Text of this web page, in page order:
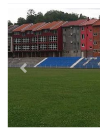
Biznis
Općinski načelnik
Općinsko vijeće